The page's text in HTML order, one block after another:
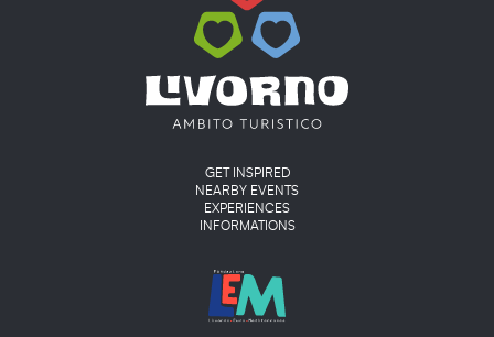
GET INSPIRED
NEARBY EVENTS
EXPERIENCES
INFORMATIONS